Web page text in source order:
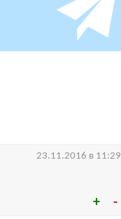
23.11.2016 в 11:29